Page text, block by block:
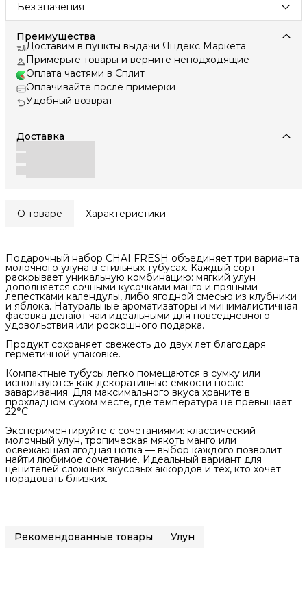
Без значения
Преимущества
Доставим в пункты выдачи Яндекс Маркета
Примерьте товары и верните неподходящие
Оплата частями в Сплит
Оплачивайте после примерки
Удобный возврат
Доставка
О товаре Характеристики
Подарочный набор CHAI FRESH объединяет три варианта
молочного улуна в стильных тубусах. Каждый сорт
раскрывает уникальную комбинацию: мягкий улун
дополняется сочными кусочками манго и пряными
лепестками календулы, либо ягодной смесью из клубники
и яблока. Натуральные ароматизаторы и минималистичная
фасовка делают чаи идеальными для повседневного
удовольствия или роскошного подарка.
Продукт сохраняет свежесть до двух лет благодаря
герметичной упаковке.
Компактные тубусы легко помещаются в сумку или
используются как декоративные емкости после
заваривания. Для максимального вкуса храните в
прохладном сухом месте, где температура не превышает
22°C.
Экспериментируйте с сочетаниями: классический
молочный улун, тропическая мякоть манго или
освежающая ягодная нотка — выбор каждого позволит
найти любимое сочетание. Идеальный вариант для
ценителей сложных вкусовых аккордов и тех, кто хочет
порадовать близких.
Рекомендованные товары Улун